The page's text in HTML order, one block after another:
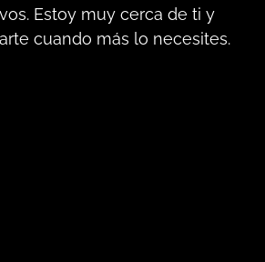
Estoy muy cerca de ti y
cuando más lo necesites.